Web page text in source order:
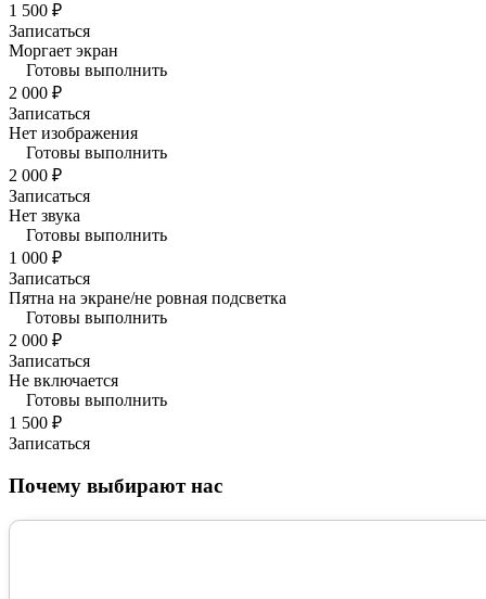
1 500 ₽
Записаться
Моргает экран
Готовы выполнить
2 000 ₽
Записаться
Нет изображения
Готовы выполнить
2 000 ₽
Записаться
Нет звука
Готовы выполнить
1 000 ₽
Записаться
Пятна на экране/не ровная подсветка
Готовы выполнить
2 000 ₽
Записаться
Не включается
Готовы выполнить
1 500 ₽
Записаться
Почему выбирают нас